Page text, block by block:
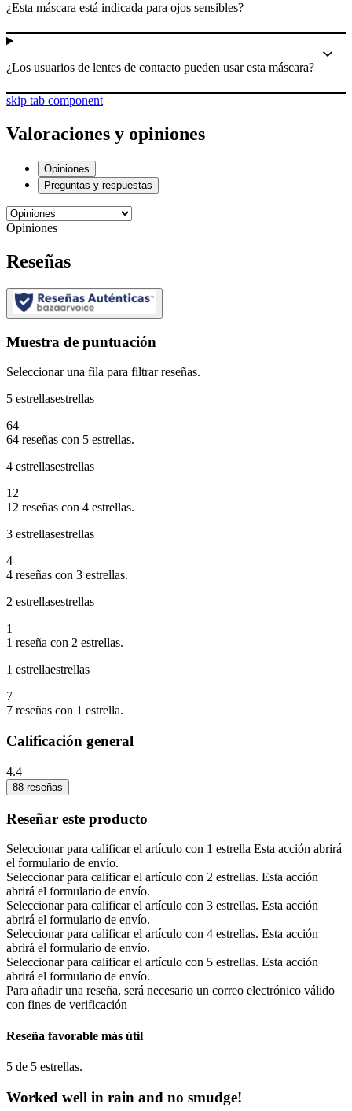
¿Esta máscara está indicada para ojos sensibles?
¿Los usuarios de lentes de contacto pueden usar esta máscara?
skip tab component
Valoraciones y opiniones
Opiniones
Preguntas y respuestas
Opiniones
Reseñas
Muestra de puntuación
Seleccionar una fila para filtrar reseñas.
5 estrellasestrellas
64
64 reseñas con 5 estrellas.
4 estrellasestrellas
12
12 reseñas con 4 estrellas.
3 estrellasestrellas
4
4 reseñas con 3 estrellas.
2 estrellasestrellas
1
1 reseña con 2 estrellas.
1 estrellaestrellas
7
7 reseñas con 1 estrella.
Calificación general
4.4
88 reseñas
Reseñar este producto
Seleccionar para calificar el artículo con 1 estrella Esta acción abrirá
el formulario de envío.
Seleccionar para calificar el artículo con 2 estrellas. Esta acción
abrirá el formulario de envío.
Seleccionar para calificar el artículo con 3 estrellas. Esta acción
abrirá el formulario de envío.
Seleccionar para calificar el artículo con 4 estrellas. Esta acción
abrirá el formulario de envío.
Seleccionar para calificar el artículo con 5 estrellas. Esta acción
abrirá el formulario de envío.
Para añadir una reseña, será necesario un correo electrónico válido
con fines de verificación
Reseña favorable más útil
5 de 5 estrellas.
Worked well in rain and no smudge!